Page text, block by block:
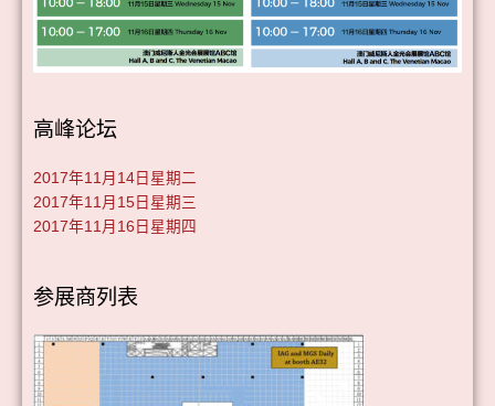
高峰论坛
2017年11月14日星期二
2017年11月15日星期三
2017年11月16日星期四
参展商列表